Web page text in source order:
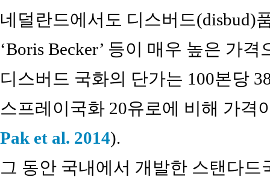
네덜란드에서도 디스버드(disbud)품
‘Boris Becker’ 등이 매우 높은 가
디스버드 국화의 단가는 100본당
스프레이국화 20유로에 비해 가격
Pak et al. 2014).
그 동안 국내에서 개발한 스탠다